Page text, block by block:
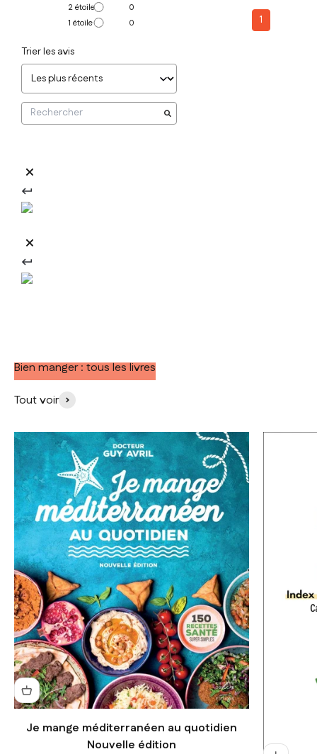
2étoiles
0
1 étoile 0
Trier les avis
1
Bien manger : tous les livres
Tout voir
Je mange méditerranéen au quotidien
Nouvelle édition